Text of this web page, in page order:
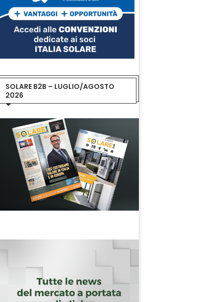
SOLARE B2B – LUGLIO/AGOSTO
2026